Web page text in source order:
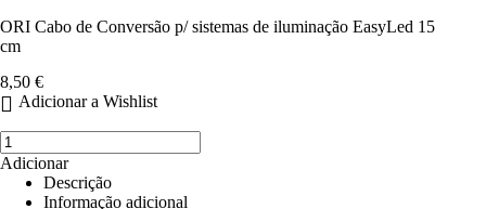
ORI Cabo de Conversão p/ sistemas de iluminação EasyLed 15
cm
8,50 €
Adicionar a Wishlist
Quantidade
de
Adicionar
Descrição
Informação adicional